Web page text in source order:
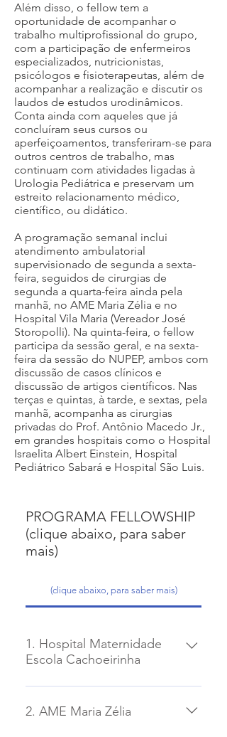
Além disso, o fellow tem a
oportunidade de acompanhar o
trabalho multiprofissional do grupo,
com a participação de enfermeiros
especializados, nutricionistas,
psicólogos e fisioterapeutas, além de
acompanhar a realização e discutir os
laudos de estudos urodinâmicos.
Conta ainda com aqueles que já
concluíram seus cursos ou
aperfeiçoamentos, transferiram-se para
outros centros de trabalho, mas
continuam com atividades ligadas à
Urologia Pediátrica e preservam um
estreito relacionamento médico,
científico, ou didático.
A programação semanal inclui
atendimento ambulatorial
supervisionado de segunda a sexta-
feira, seguidos de cirurgias de
segunda a quarta-feira ainda pela
manhã, no AME Maria Zélia e no
Hospital Vila Maria (Vereador José
Storopolli). Na quinta-feira, o fellow
participa da sessão geral, e na sexta-
feira da sessão do NUPEP, ambos com
discussão de casos clínicos e
discussão de artigos científicos. Nas
terças e quintas, à tarde, e sextas, pela
manhã, acompanha as cirurgias
privadas do Prof. Antônio Macedo Jr.,
em grandes hospitais como o Hospital
Israelita Albert Einstein, Hospital
Pediátrico Sabará e Hospital São Luis.
PROGRAMA FELLOWSHIP
(clique abaixo, para saber
mais)
(clique abaixo, para saber mais)
1. Hospital Maternidade
Escola Cachoeirinha
As atividades no Hospital serão
coordenadas e supervisionadas
2. AME Maria Zélia